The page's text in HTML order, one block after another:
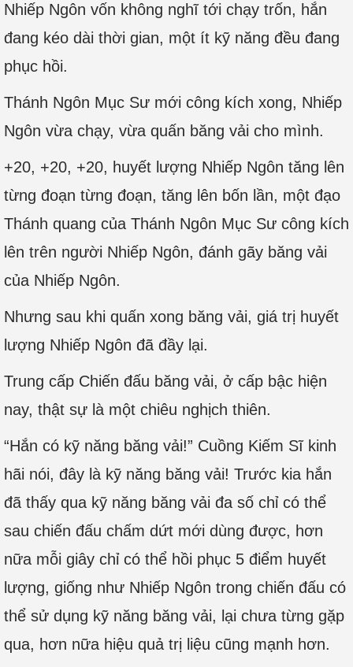
Nhiếp Ngôn vốn không nghĩ tới chạy trốn, hắn
đang kéo dài thời gian, một ít kỹ năng đều đang
phục hồi.
Thánh Ngôn Mục Sư mới công kích xong, Nhiếp
Ngôn vừa chạy, vừa quấn băng vải cho mình.
+20, +20, +20, huyết lượng Nhiếp Ngôn tăng lên
từng đoạn từng đoạn, tăng lên bốn lần, một đạo
Thánh quang của Thánh Ngôn Mục Sư công kích
lên trên người Nhiếp Ngôn, đánh gãy băng vải
của Nhiếp Ngôn.
Nhưng sau khi quấn xong băng vải, giá trị huyết
lượng Nhiếp Ngôn đã đầy lại.
Trung cấp Chiến đấu băng vải, ở cấp bậc hiện
nay, thật sự là một chiêu nghịch thiên.
“Hắn có kỹ năng băng vải!” Cuồng Kiếm Sĩ kinh
hãi nói, đây là kỹ năng băng vải! Trước kia hắn
đã thấy qua kỹ năng băng vải đa số chỉ có thể
sau chiến đấu chấm dứt mới dùng được, hơn
nữa mỗi giây chỉ có thể hồi phục 5 điểm huyết
lượng, giống như Nhiếp Ngôn trong chiến đấu có
thể sử dụng kỹ năng băng vải, lại chưa từng gặp
qua, hơn nữa hiệu quả trị liệu cũng mạnh hơn.